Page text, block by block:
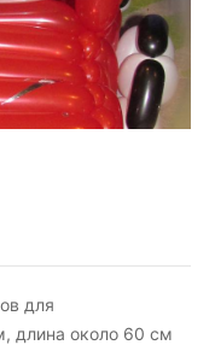
для
длина около 60 см